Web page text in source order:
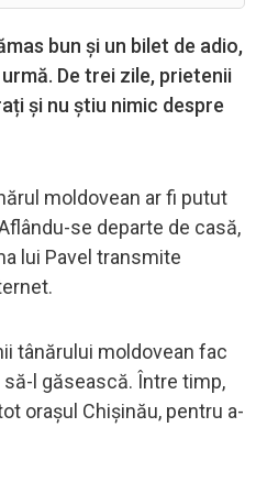
bun și un bilet de adio,
De trei zile, prietenii
și nu știu nimic despre
moldovean ar fi putut
se departe de casă,
lui Pavel transmite
tânărului moldovean fac
l găsească. Între timp,
orașul Chișinău, pentru a-